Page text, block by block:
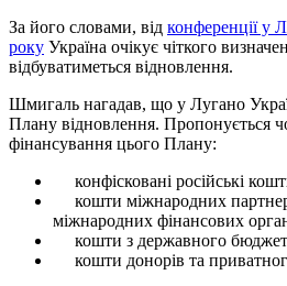
За його словами, від конференції у
року Україна очікує чіткого
відбуватиметься відновлення.
Шмигаль нагадав, що у Лугано
Плану відновлення. Пропонується
фінансування цього Плану:
конфісковані російські
кошти міжнародних
міжнародних фінансових
кошти з державного
кошти донорів та